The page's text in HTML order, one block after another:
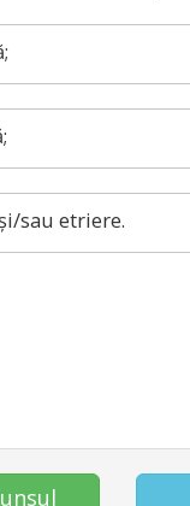
sau etriere.